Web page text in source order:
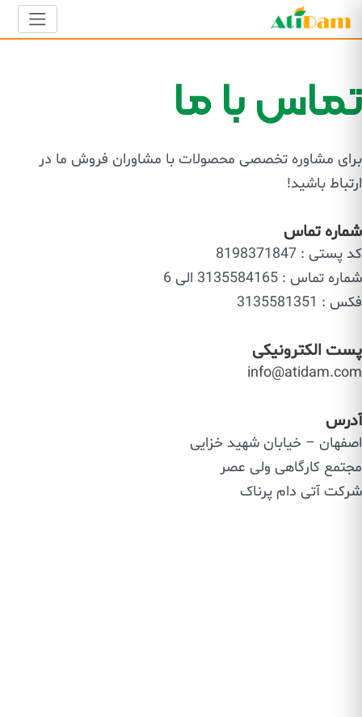
تماس با ما
برای مشاوره تخصصی محصولات با مشاوران فروش ما در
ارتباط باشید!
شماره تماس
کد پستی : 8198371847
شماره تماس : 3135584165 الی 6
فکس : 3135581351
پست الکترونیکی
info@atidam.com
آدرس
اصفهان – خیابان شهید خزایی
مجتمع کارگاهی ولی عصر
شرکت آتی دام پرناک